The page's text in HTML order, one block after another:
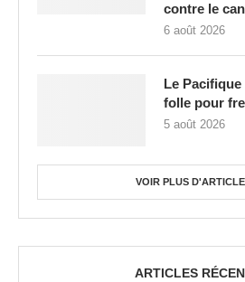
contre le
6 août 2026
Le Pacifique
folle pour
5 août 2026
VOIR PLUS
ARTICLES